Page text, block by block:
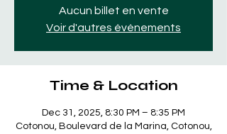
Aucun billet en vente
Voir d'autres événements
Time & Location
Dec 31, 2025, 8:30 PM – 8:35 PM
Cotonou, Boulevard de la Marina, Cotonou,